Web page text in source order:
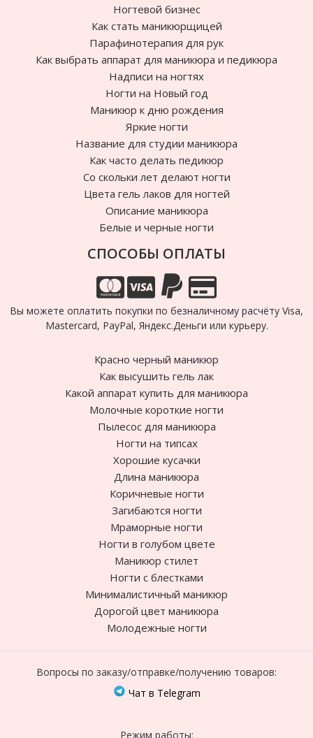
Ногтевой бизнес
Как стать маникюрщицей
Парафинотерапия для рук
Как выбрать аппарат для маникюра и педикюра
Надписи на ногтях
Ногти на Новый год
Маникюр к дню рождения
Яркие ногти
Название для студии маникюра
Как часто делать педикюр
Cо скольки лет делают ногти
Цвета гель лаков для ногтей
Описание маникюра
Белые и черные ногти
СПОСОБЫ ОПЛАТЫ
Вы можете оплатить покупки по безналичному расчёту Visa,
Mastercard, PayPal, Яндекс.Деньги или курьеру.
Красно черный маникюр
Как высушить гель лак
Какой аппарат купить для маникюра
Молочные короткие ногти
Пылесос для маникюра
Ногти на типсах
Хорошие кусачки
Длина маникюра
Коричневые ногти
Загибаются ногти
Мраморные ногти
Ногти в голубом цвете
Маникюр стилет
Ногти с блестками
Минималистичный маникюр
Дорогой цвет маникюра
Молодежные ногти
Вопросы по заказу/отправке/получению товаров:
Чат в Telegram
Режим работы: